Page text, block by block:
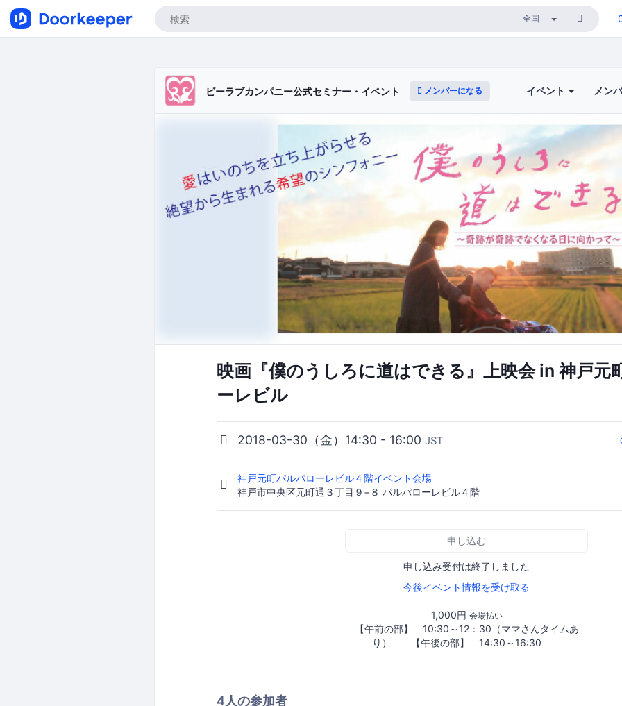
ビーラブカンパニー公式セミナー・イベント メンバーになる イベント メン
映画『僕のうしろに道はできる』上映会 in 神戸元
ーレビル
2018-03-30（金）14:30 - 16:00 JST
神戸元町パルパローレビル４階イベント会場
神戸市中央区元町通３丁目９−８ パルパローレビル４階
申し込む
申し込み受付は終了しました
今後イベント情報を受け取る
1,000円 会場払い
【午前の部】 10:30～12：30（ママさんタイムあ
り） 【午後の部】 14:30～16:30
4人の参加者